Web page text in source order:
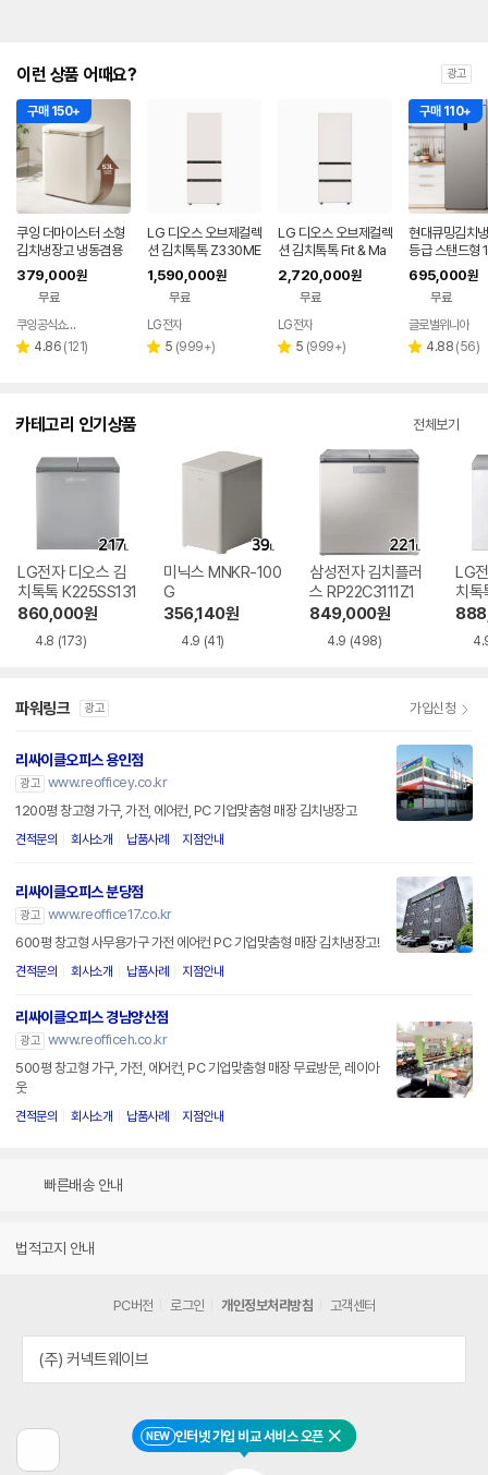
NEW 인터넷 가입 비교 서비스 오픈 닫기
이런 상품 어때요? 광고
구매 150+
쿠잉 더마이스터 소형
김치냉장고 냉동겸용
뚜껑형 발효숙성 K05
5CGGB 그레이지
379,000원
무료
페이
쿠잉공식쇼핑몰
별 4.86 리
(121)
LG 디오스 오브제컬렉
션 김치톡톡 Z330ME
EF11
1,590,000원
무료
LG전자
별 5 리
(999+)
LG 디오스 오브제컬렉
션 김치톡톡 Fit & Ma
x Z334GBB171
2,720,000원
무료
LG전자
별 5 리
(999+)
구매 110+
현대큐밍김치
등급 스탠드형
터 1도어
ME18 저소음
관 절전가전
695,000원
무료
글로벌위니아
별 4.88 리
(56)
카테고리 인기상품 전체보기
LG전자 디오스 김
치톡톡 K225SS131
860,000원
4.8 (173)
미닉스 MNKR-100
G
356,140원
4.9 (41)
삼성전자 김치플러
스 RP22C3111Z1
849,000원
4.9 (498)
LG
치
1
파워링크 광고 가입신청
리싸이클오피스 용인점
광고 www.reofficey.co.kr
1200평 창고형 가구, 가전, 에어컨, PC 기업맞춤형 매장 김치냉장고
견적문의 회사소개 납품사례 지점안내
리싸이클오피스 분당점
광고 www.reoffice17.co.kr
600평 창고형 사무용가구 가전 에어컨 PC 기업맞춤형 매장 김치냉장고!
견적문의 회사소개 납품사례 지점안내
리싸이클오피스 경남양산점
광고 www.reofficeh.co.kr
500평 창고형 가구, 가전, 에어컨, PC 기업맞춤형 매장 무료방문, 레이아
웃
견적문의 회사소개 납품사례 지점안내
빠른배송 안내
법적고지 안내
전
PC버전 로그인 개인정보처리방침 고객센터
(주) 커넥트웨이브